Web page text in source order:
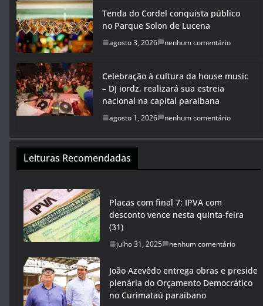
Tenda do Cordel conquista público
no Parque Solon de Lucena
agosto 3, 2026 nenhum comentário
Celebração à cultura da house music
– DJ iordz, realizará sua estreia
nacional na capital paraibana
agosto 1, 2026 nenhum comentário
Leituras Recomendadas
Placas com final 7: IPVA com
desconto vence nesta quinta-feira
(31)
julho 31, 2025 nenhum comentário
João Azevêdo entrega obras e preside
plenária do Orçamento Democrático
no Curimataú paraibano